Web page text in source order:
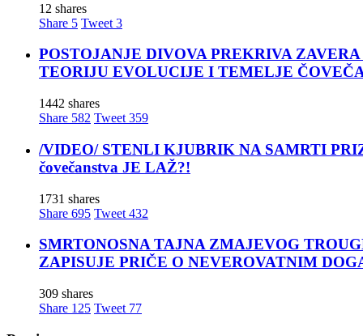
12 shares
Share 5 Tweet 3
POSTOJANJE DIVOVA PREKRIVA ZAVERA
TEORIJU EVOLUCIJE I TEMELJE
1442 shares
Share 582 Tweet 359
/VIDEO/ STENLI KJUBRIK NA SAMRTI
čovečanstva JE LAŽ?!
1731 shares
Share 695 Tweet 432
SMRTONOSNA TAJNA ZMAJEVOG
ZAPISUJE PRIČE O NEVEROVATNIM
309 shares
Share 125 Tweet 77